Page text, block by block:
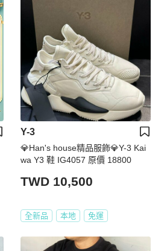
Y-3
💎Han's house精品服飾💎Y-3 Kai
wa Y3 鞋 IG4057 原價 18800
TWD 10,500
全新品 本地 免運